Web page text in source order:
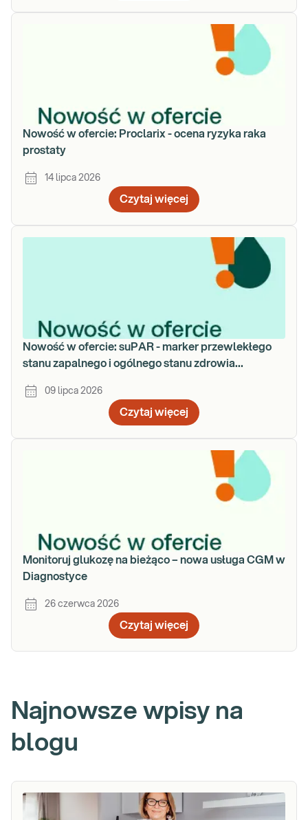
Nowość w ofercie: Proclarix - ocena ryzyka raka
prostaty
14 lipca 2026
Czytaj więcej
Nowość w ofercie: suPAR - marker przewlekłego
stanu zapalnego i ogólnego stanu zdrowia
09 lipca 2026
Czytaj więcej
Monitoruj glukozę na bieżąco – nowa usługa CGM w
Diagnostyce
26 czerwca 2026
Czytaj więcej
Najnowsze wpisy na
blogu